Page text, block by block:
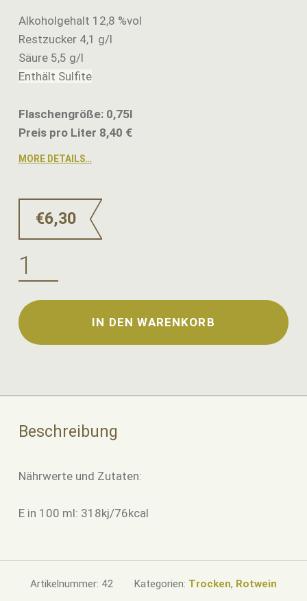
Alkoholgehalt 12,8 %vol
Restzucker 4,1 g/l
Säure 5,5 g/l
Enthält Sulfite
Flaschengröße: 0,75l
Preis pro Liter 8,40 €
MORE DETAILS…
€6,30
2025er Saint Laurent trocken, QW (0,75 Ltr.) Menge
IN DEN WARENKORB
Beschreibung
Nährwerte und Zutaten:
E in 100 ml: 318kj/76kcal
Artikelnummer: 42 Kategorien: Trocken, Rotwein